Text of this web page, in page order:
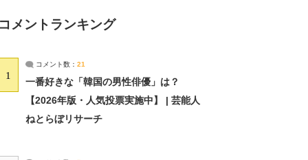
メントランキング
1
コメント数： 21
一番好きな「韓国の男性俳優」は？
【2026年版・人気投票実施中】 | 芸能人
ねとらぼリサーチ